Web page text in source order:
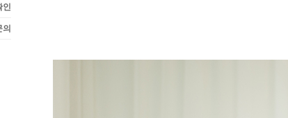
인
의